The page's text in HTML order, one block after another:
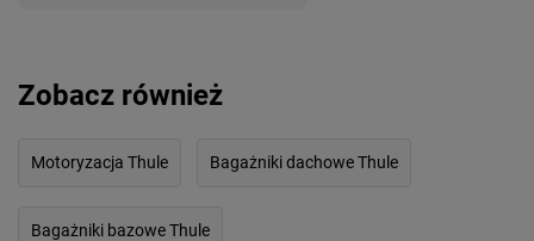
Zobacz również
Motoryzacja Thule Bagażniki dachowe Thule
Bagażniki bazowe Thule